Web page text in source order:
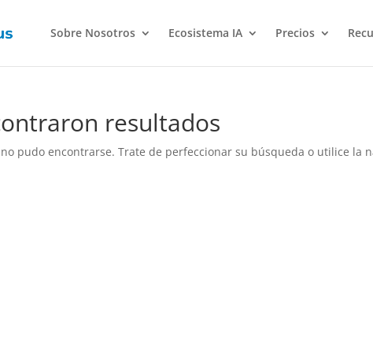
Sobre Nosotros Ecosistema IA Precios
resultados
pudo encontrarse. Trate de perfeccionar su búsqueda o utilice la